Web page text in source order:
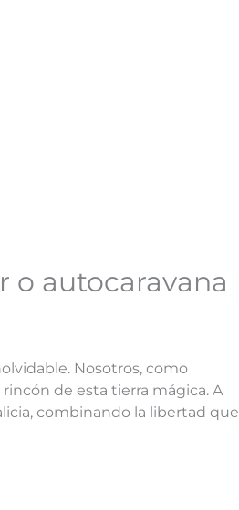
o autocaravana
Nosotros, como
de esta tierra mágica. A
combinando la libertad que